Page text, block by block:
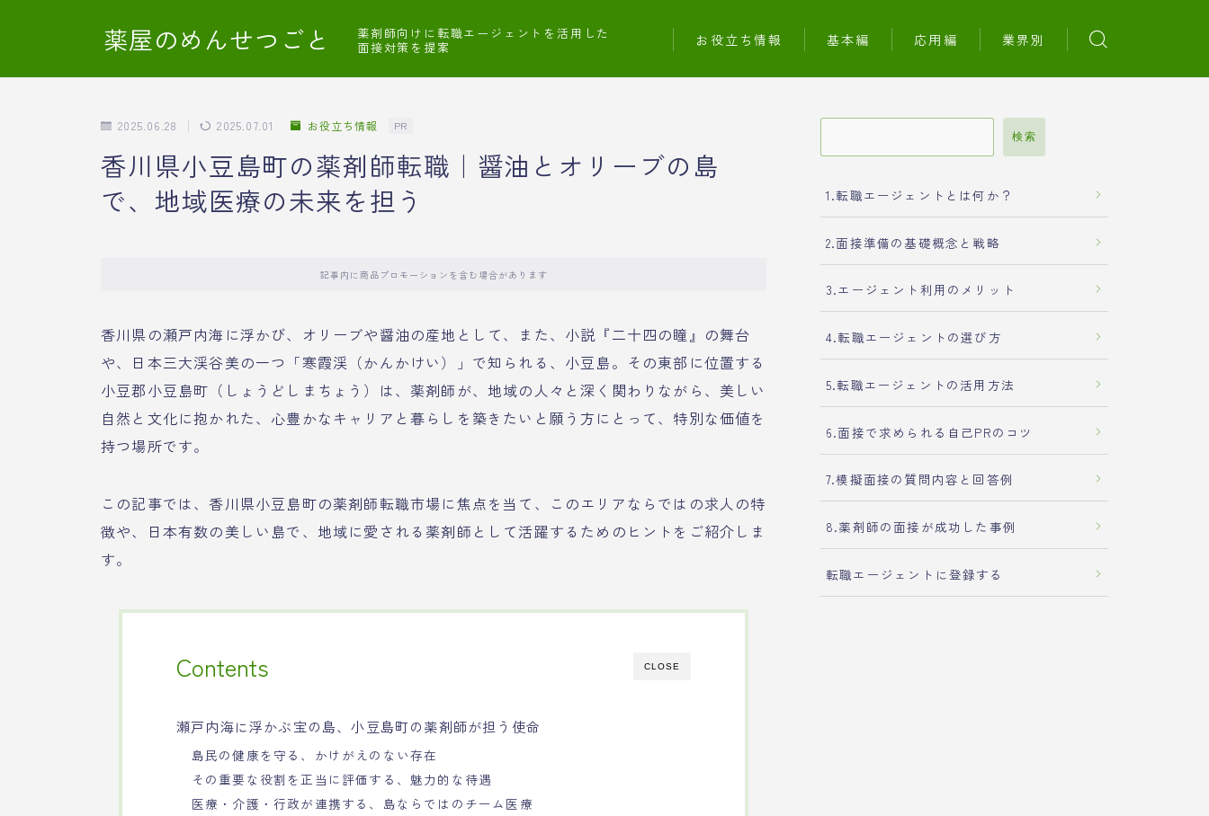
薬屋のめんせつごと
薬剤師向けに転職エージェントを活用した
面接対策を提案
お役立ち情報 基本編 応用編 業界別
2025.06.28 2025.07.01 お役立ち情報 PR
香川県小豆島町の薬剤師転職｜醤油とオリーブの島
で、地域医療の未来を担う
記事内に商品プロモーションを含む場合があります
香川県の瀬戸内海に浮かび、オリーブや醤油の産地として、また、小説『二十四の瞳』の舞台
や、日本三大渓谷美の一つ「寒霞渓（かんかけい）」で知られる、小豆島。その東部に位置する
小豆郡小豆島町（しょうどしまちょう）は、薬剤師が、地域の人々と深く関わりながら、美しい
自然と文化に抱かれた、心豊かなキャリアと暮らしを築きたいと願う方にとって、特別な価値を
持つ場所です。
この記事では、香川県小豆島町の薬剤師転職市場に焦点を当て、このエリアならではの求人の特
徴や、日本有数の美しい島で、地域に愛される薬剤師として活躍するためのヒントをご紹介しま
す。
CLOSE
Contents
瀬戸内海に浮かぶ宝の島、小豆島町の薬剤師が担う使命
島民の健康を守る、かけがえのない存在
その重要な役割を正当に評価する、魅力的な待遇
医療・介護・行政が連携する、島ならではのチーム医療
検索
1.転職エージェントとは何か？
2.面接準備の基礎概念と戦略
3.エージェント利用のメリット
4.転職エージェントの選び方
5.転職エージェントの活用方法
6.面接で求められる自己PRのコツ
7.模擬面接の質問内容と回答例
8.薬剤師の面接が成功した事例
転職エージェントに登録する